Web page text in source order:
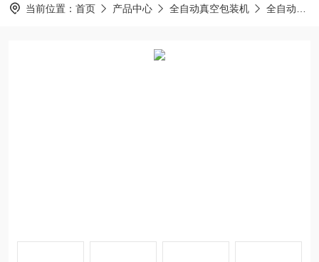
当前位置： 首页 产品中心 全自动真空包装机 全自动拉伸膜真空包装机